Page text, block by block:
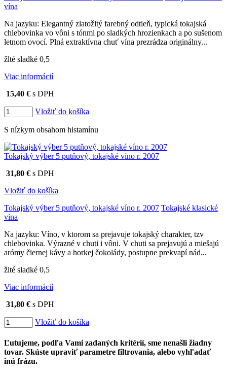
vína
Na jazyku: Elegantný zlatožltý farebný odtieň, typická tokajská
chlebovinka vo vôni s tónmi po sladkých hrozienkach a po sušenom
letnom ovocí. Plná extraktívna chuť vína prezrádza originálny...
žlté sladké 0,5
Viac informácií
15,40 € s DPH
Vložiť do košíka
S nízkym obsahom histamínu
Tokajský výber 5 putňový, tokajské víno r. 2007
31,80 € s DPH
Vložiť do košíka
Tokajský výber 5 putňový, tokajské víno r. 2007 Tokajské klasické
vína
Na jazyku: Víno, v ktorom sa prejavuje tokajský charakter, tzv
chlebovinka. Výrazné v chuti i vôni. V chuti sa prejavujú a miešajú
arómy čiernej kávy a horkej čokolády, postupne prekvapí nád...
žlté sladké 0,5
Viac informácií
31,80 € s DPH
Vložiť do košíka
Ľutujeme, podľa Vami zadaných kritérií, sme nenašli žiadny
tovar. Skúste upraviť parametre filtrovania, alebo vyhľadať
inú frázu.